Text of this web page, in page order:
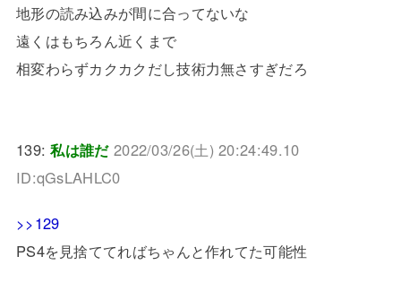
地形の読み込みが間に合ってないな
遠くはもちろん近くまで
相変わらずカクカクだし技術力無さすぎだろ
139:私は誰だ 2022/03/26(土) 20:24:49.10
ID:qGsLAHLC0
>>129
PS4を見捨ててればちゃんと作れてた可能性